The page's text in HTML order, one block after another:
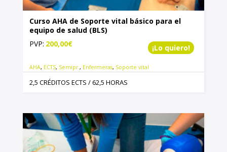
Curso AHA de Soporte vital básico para el
equipo de salud (BLS)
PVP: 200,00€ ¡Lo quiero!
AHA, ECTS, Semipr., Enfermeras, Soporte vital
2,5 CRÉDITOS ECTS / 62,5 HORAS